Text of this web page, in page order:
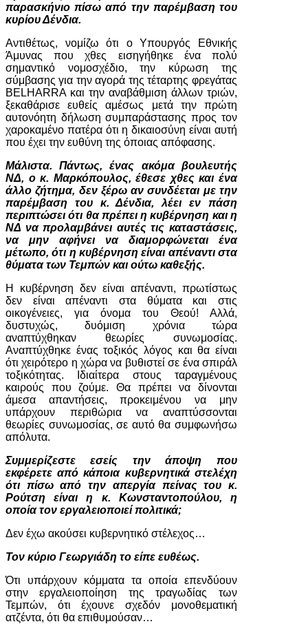
παρασκήνιο πίσω από την παρέμβαση του
κυρίου Δένδια.
Αντιθέτως, νομίζω ότι ο Υπουργός Εθνικής
Άμυνας που χθες εισηγήθηκε ένα πολύ
σημαντικό νομοσχέδιο, την κύρωση της
σύμβασης για την αγορά της τέταρτης φρεγάτας
BELHARRA και την αναβάθμιση άλλων τριών,
ξεκαθάρισε ευθείς αμέσως μετά την πρώτη
αυτονόητη δήλωση συμπαράστασης προς τον
χαροκαμένο πατέρα ότι η δικαιοσύνη είναι αυτή
που έχει την ευθύνη της όποιας απόφασης.
Μάλιστα. Πάντως, ένας ακόμα βουλευτής
ΝΔ, ο κ. Μαρκόπουλος, έθεσε χθες και ένα
άλλο ζήτημα, δεν ξέρω αν συνδέεται με την
παρέμβαση του κ. Δένδια, λέει εν πάση
περιπτώσει ότι θα πρέπει η κυβέρνηση και η
ΝΔ να προλαμβάνει αυτές τις καταστάσεις,
να μην αφήνει να διαμορφώνεται ένα
μέτωπο, ότι η κυβέρνηση είναι απέναντι στα
θύματα των Τεμπών και ούτω καθεξής.
Η κυβέρνηση δεν είναι απέναντι, πρωτίστως
δεν είναι απέναντι στα θύματα και στις
οικογένειες, για όνομα του Θεού! Αλλά,
δυστυχώς, δυόμιση χρόνια τώρα
αναπτύχθηκαν θεωρίες συνωμοσίας.
Αναπτύχθηκε ένας τοξικός λόγος και θα είναι
ότι χειρότερο η χώρα να βυθιστεί σε ένα σπιράλ
τοξικότητας. Ιδιαίτερα στους ταραγμένους
καιρούς που ζούμε. Θα πρέπει να δίνονται
άμεσα απαντήσεις, προκειμένου να μην
υπάρχουν περιθώρια να αναπτύσσονται
θεωρίες συνωμοσίας, σε αυτό θα συμφωνήσω
απόλυτα.
Συμμερίζεστε εσείς την άποψη που
εκφέρετε από κάποια κυβερνητικά στελέχη
ότι πίσω από την απεργία πείνας του κ.
Ρούτση είναι η κ. Κωνσταντοπούλου, η
οποία τον εργαλειοποιεί πολιτικά;
Δεν έχω ακούσει κυβερνητικό στέλεχος…
Τον κύριο Γεωργιάδη το είπε ευθέως.
Ότι υπάρχουν κόμματα τα οποία επενδύουν
στην εργαλειοποίηση της τραγωδίας των
Τεμπών, ότι έχουνε σχεδόν μονοθεματική
ατζέντα, ότι θα επιθυμούσαν…